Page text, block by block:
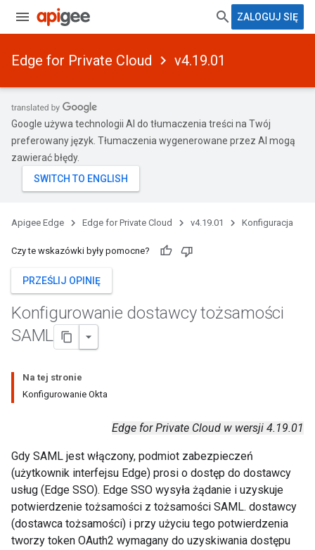
ZALOGUJ SIĘ
Edge for Private Cloud v4.19.01
Google używa technologii AI do tłumaczenia treści na Twój
preferowany język. Tłumaczenia wygenerowane przez AI mogą
zawierać błędy.
Apigee Edge Edge for Private Cloud v4.19.01 Konfiguracja
Czy te wskazówki były pomocne?
PRZEŚLIJ OPINIĘ
Konfigurowanie dostawcy tożsamości
SAML
Na tej stronie
Konfigurowanie Okta
Edge for Private Cloud w wersji 4.19.01
Gdy SAML jest włączony, podmiot zabezpieczeń
(użytkownik interfejsu Edge) prosi o dostęp do dostawcy
usług (Edge SSO). Edge SSO wysyła żądanie i uzyskuje
potwierdzenie tożsamości z tożsamości SAML. dostawcy
(dostawca tożsamości) i przy użyciu tego potwierdzenia
tworzy token OAuth2 wymagany do uzyskiwania dostępu